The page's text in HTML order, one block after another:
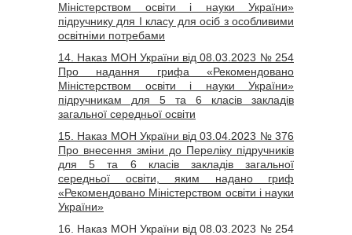
Міністерством освіти і науки України»
підручнику для І класу для осіб з особливими
освітніми потребами
14. Наказ МОН України від 08.03.2023 № 254
Про надання грифа «Рекомендовано
Міністерством освіти і науки України»
підручникам для 5 та 6 класів закладів
загальної середньої освіти
15. Наказ МОН України від 03.04.2023 № 376
Про внесення зміни до Переліку підручників
для 5 та 6 класів закладів загальної
середньої освіти, яким надано гриф
«Рекомендовано Міністерством освіти і науки
України»
16. Наказ МОН України від 08.03.2023 № 254